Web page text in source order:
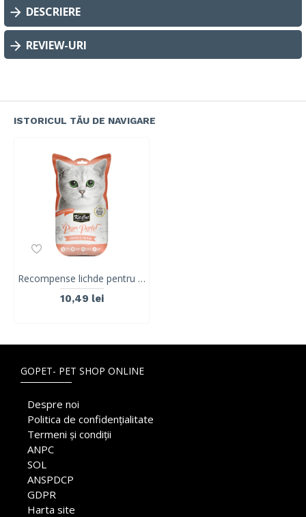
DESCRIERE
REVIEW-URI
ISTORICUL TĂU DE NAVIGARE
Recompense lichde pentru pisici Kit Cat Purr Puree, pui si somon, 4 x 15g
10,49 lei
GOPET- PET SHOP ONLINE
Despre noi
Politica de confidențialitate
Termeni și condiții
ANPC
SOL
ANSPDCP
GDPR
Harta site